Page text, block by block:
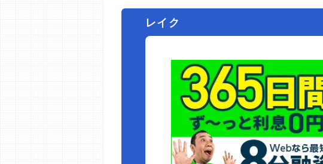
レイク